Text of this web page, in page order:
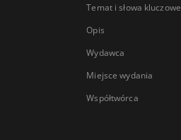
Temat i słowa kluczowe
Opis
Wydawca
Miejsce wydania
Współtwórca